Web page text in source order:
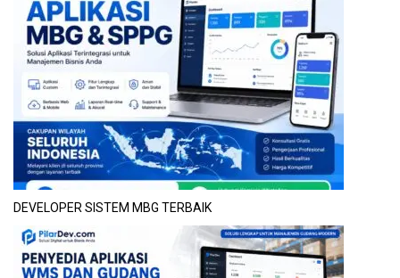
DEVELOPER SISTEM MBG TERBAIK